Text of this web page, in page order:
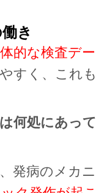
き
的な検査デ
すく、これ
何処にあっ
発病のメカ